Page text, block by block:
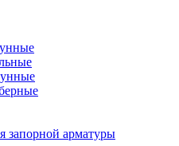
запорной арматуры